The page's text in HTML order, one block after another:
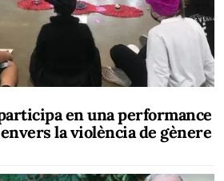
en una performance
la violència de gènere